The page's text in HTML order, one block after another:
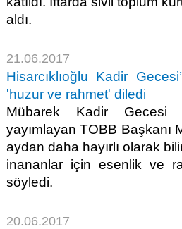
aldı.​
21.06.2017
Hisarcıklıoğlu Kadir
'huzur ve rahmet' diledi
Mübarek Kadir Gecesi
yayımlayan TOBB Başkanı
aydan daha hayırlı olarak
inananlar için esenlik ve
söyledi.​
20.06.2017